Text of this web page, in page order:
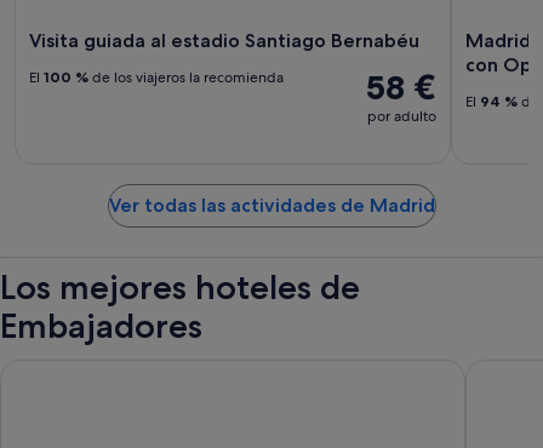
Visita guiada al estadio Santiago Bernabéu
58 €
por adulto
El 100 % de los viajeros la recomienda
Madrid:
con
El 94 % de
Ver todas las actividades de Madrid
Los mejores hoteles de
Embajadores